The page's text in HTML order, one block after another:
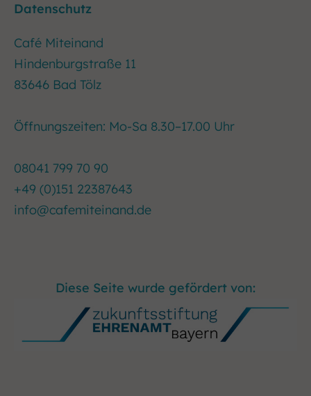
Datenschutz
Café Miteinand
Hindenburgstraße 11
83646 Bad Tölz
Öffnungszeiten: Mo-Sa 8.30–17.00 Uhr
08041 799 70 90
+49 (0)151 22387643
info@cafemiteinand.de
Diese Seite wurde gefördert von: